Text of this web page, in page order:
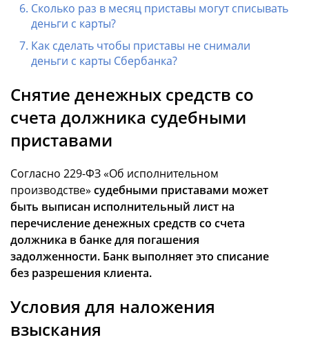
Сколько раз в месяц приставы могут списывать
деньги с карты?
Как сделать чтобы приставы не снимали
деньги с карты Сбербанка?
Снятие денежных средств со
счета должника судебными
приставами
Согласно 229-ФЗ «Об исполнительном
производстве» судебными приставами может
быть выписан исполнительный лист на
перечисление денежных средств со счета
должника в банке для погашения
задолженности. Банк выполняет это списание
без разрешения клиента.
Условия для наложения
взыскания